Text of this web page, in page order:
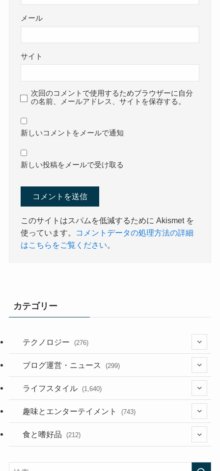
メール
サイト
次回のコメントで使用するためブラウザーに自分
の名前、メールアドレス、サイトを保存する。
新しいコメントをメールで通知
新しい投稿をメールで受け取る
このサイトはスパムを低減するために Akismet を
使っています。
コメントデータの処理方法の詳細
はこちらをご覧ください。
カテゴリー
テクノロジー (276)
(36)
(187)
ブログ運営・ニュース (299)
(118)
(181)
ライフスタイル (1,640)
(395)
(282)
趣味とエンターテイメント (743)
(56)
食と嗜好品 (212)